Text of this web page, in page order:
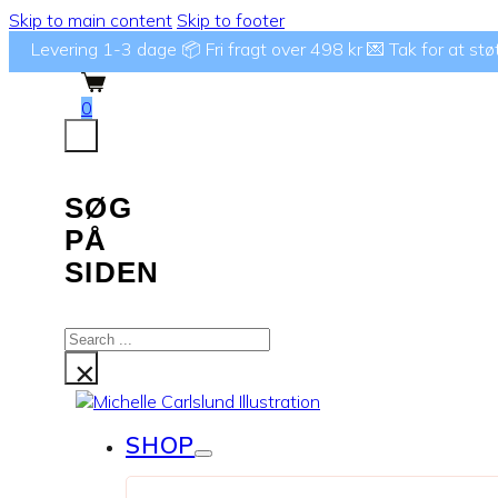
Skip to main content Skip to footer
Levering 1-3 dage 📦 Fri fragt over 498 kr 💌 Tak for at
0
SØG
PÅ
SIDEN
Search
...×
SHOP